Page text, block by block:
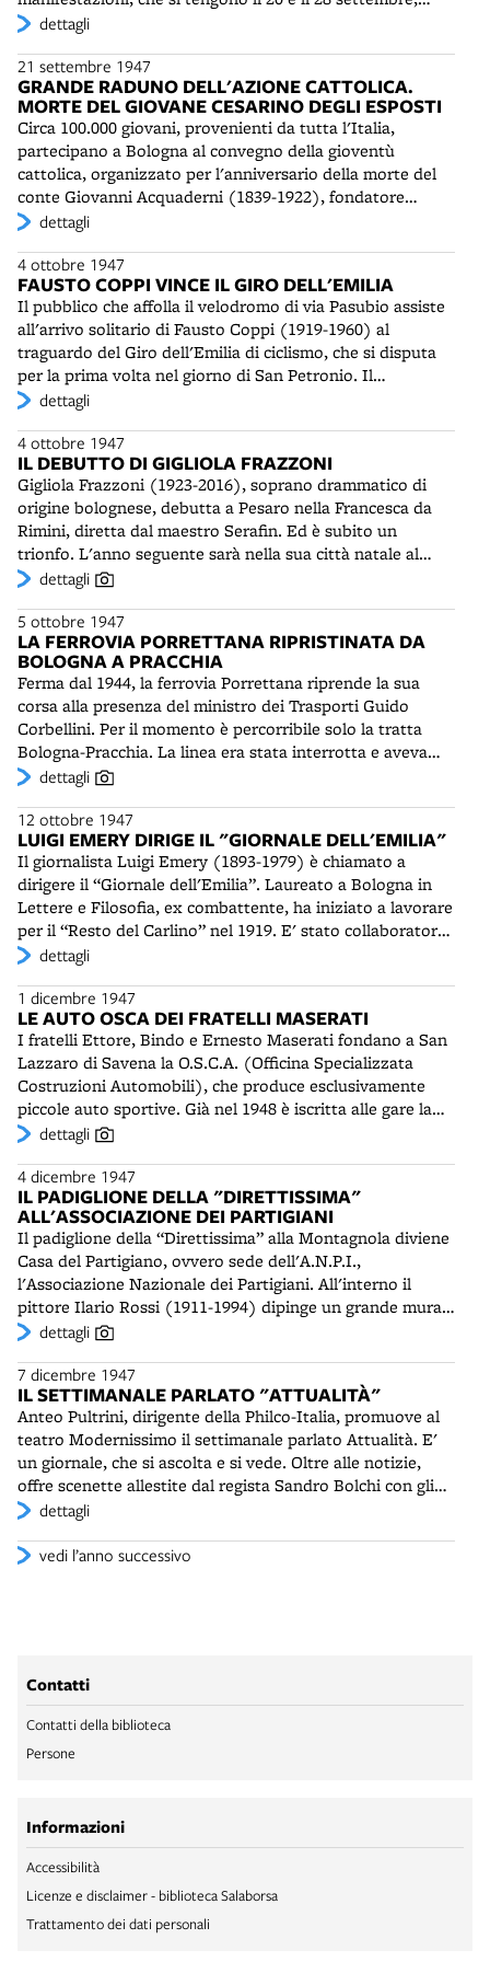
chiedono il ritorno a un governo di unità democratica,
lavoro e libertà al paese. Dopo un imponente raduno in
piazza Maggiore degli ex partigiani garibaldini, il 28
settembre Umberto Terracini (1895-1983), presidente
dell’Assemblea Costituente, tiene davanti a un vasto
uditorio il comizio di chiusura della Festa provinciale
dell’Unità.
dettagli
21 settembre 1947
GRANDE RADUNO DELL'AZIONE CATTOLICA.
MORTE DEL GIOVANE CESARINO DEGLI ESPOSTI
Circa 100.000 giovani, provenienti da tutta l'Italia,
partecipano a Bologna al convegno della gioventù
cattolica, organizzato per l'anniversario della morte del
conte Giovanni Acquaderni (1839-1922), fondatore
dell'Azione cattolica. Per il cardinale Nasalli Rocca, è
una messa solenne all'ippodromo, alla quale partecipano
i leader della Democrazia Cristiana locale - Raimondo
Manzini, Angelo Salizzoni, Giovanni Bersani tra gli altri -
il corteo si muove verso piazza Maggiore, dove prende la
parola padre Riccardo Lombardi e Carlo Carretto,
presidente nazionale della Gioventù cattolica. La sera
precedente il convegno, una bomba rudimentale, ma di
grande potenza, è esplosa nella canonica di Ceretolo,
vicino a Casalecchio, uccidendo Cesarino Degli Esposti,
aspirante tredicenne dell'Azione cattolica e ferendo il
parroco don Guerrino Ghelfi e un'altro ragazzo. Per
questo attentato saranno arrestati alcuni comunisti di
Ceretolo, tra i quali il presidente della Camera del Lavoro
di Casalecchio Angelo Piazzi e l'ex partigiano Celestino
Cassoli. Gli imputati saranno assolti per insufficienza di
prove dopo un lungo periodo di carcerazione preventiva.
dettagli
4 ottobre 1947
FAUSTO COPPI VINCE IL GIRO DELL'EMILIA
Il pubblico che affolla il velodromo di via Pasubio assiste
all'arrivo solitario di Fausto Coppi (1919-1960) al
traguardo del Giro dell'Emilia di ciclismo, che si disputa
per la prima volta nel giorno di San Petronio. Il
“Campionissimo” ha lanciato il suo attacco sull'Abetone,
Bologna con 10 minuti di vantaggio, salutato negli ultimi
chilometri da due ali di folla esultante. Vana la difesa del
suo grande rivale Gino Bartali (1914-2000), attardato in
montagna da una foratura. Già primo nel 1941, Coppi
vincerà nuovamente l'Emilia nel 1948, mentre Bartali
trionferà nelle edizioni 1952 e 1953.
dettagli
4 ottobre 1947
IL DEBUTTO DI GIGLIOLA FRAZZONI
Gigliola Frazzoni (1923-2016), soprano drammatico di
origine bolognese, debutta a Pesaro nella Francesca da
Rimini, diretta dal maestro Serafin. Ed è subito un
trionfo. L'anno seguente sarà nella sua città natale al
Teatro Duse per la Bohème, nel ruolo di Mimì. Dopo una
giovane sarà invitata per una tournée in Sudafrica,
assieme a Beniamino Gigli e Tito Gobbi, ottenendo
ovunque apprezzamenti. Il 1955 sarà l'anno chiave di una
carriera costellata di successi: canterà per la prima volta
Minnie nella Fanciulla del West di Puccini, che diventerà il
suo cavallo di battaglia, e sostituirà la Callas alla Scala
nell'Andrea Chénier, senza far rimpiangere per nulla la
grande collega.
dettagli
5 ottobre 1947
LA FERROVIA PORRETTANA RIPRISTINATA DA
BOLOGNA A PRACCHIA
Ferma dal 1944, la ferrovia Porrettana riprende la sua
corsa alla presenza del ministro dei Trasporti Guido
Corbellini. Per il momento è percorribile solo la tratta
Bologna-Pracchia. La linea era stata interrotta e aveva
subito pesanti distruzioni a causa della guerra: erano
tutte le case cantoniere e i binari. Tra il 24 e il 25 luglio
1944 i guastatori tedeschi avevano fatto saltare, con
potenti cariche esplosive, gli spettacolari viadotti a tre
ordini di arcate di Piteccio, Fabbrica e Fabbricaccia, sul
versante pistoiese. Alcune gallerie erano state fatte
crollare facendo scontrare due treni provenienti da
opposte direzioni. La riapertura completa della
Porrettana avverrà il 29 maggio 1949.
dettagli
12 ottobre 1947
LUIGI EMERY DIRIGE IL "GIORNALE DELL'EMILIA"
Il giornalista Luigi Emery (1893-1979) è chiamato a
dirigere il “Giornale dell'Emilia”. Laureato a Bologna in
Lettere e Filosofia, ex combattente, ha iniziato a lavorare
per il “Resto del Carlino” nel 1919. E' stato collaboratore
di Piero Gobetti e Gaetano Salvemini, scrivendo per "La
Corriere della Sera" dopo la correzione non autorizzata
di un suo pezzo su Giovanni Amendola. Nel 1927 è stato
radiato dall'Ordine dei Giornalisti per non essersi iscritto
al Partito Fascista. Fino alla guerra mondiale è rimasto in
Germania, dove ha lavorato come corrispondente e
traduttore. Ritorna a Bologna "dopo lunghi e amari anni
di lontananza", con l'ambizione di contribuire, assieme al
giornale, alla ricostruzione del paese. Appoggerà
decisamente i partiti democratici nella campagna
elettorale dell'aprile 1948. Il 4 dicembre 1949 sarà
sostituito da Giuseppe Longo, apprezzato
corrispondente da Roma con lo pseudonimo di Paolo
Tarso.
dettagli
1 dicembre 1947
LE AUTO OSCA DEI FRATELLI MASERATI
I fratelli Ettore, Bindo e Ernesto Maserati fondano a San
Lazzaro di Savena la O.S.C.A. (Officina Specializzata
Costruzioni Automobili), che produce esclusivamente
piccole auto sportive. Già nel 1948 è iscritta alle gare la
MT4 una 1100 a quattro cilindri, che ottiene un discreto
soprattutto sui circuiti stradali. I loro telai sono
carrozzati con sottili pannelli di alluminio, come quelli di
grande pregio prodotti da Zagato, tanto delicati, che
basta appoggiarsi per ammaccarli. Nel 1950 alcuni motori
Osca saranno convertiti per la Formula 2. I successi
saranno numerosi in tutte le cilindrate. Il più prestigioso
sarà quello dell'inglese Stirling Moss nella 12 Ore di
Sebring del 1953. L'azienda sarà ceduta nel 1964 alla MV
Agusta e chiuderà definitivamente nel 1967.
dettagli
4 dicembre 1947
IL PADIGLIONE DELLA "DIRETTISSIMA"
ALL'ASSOCIAZIONE DEI PARTIGIANI
Il padiglione della “Direttissima” alla Montagnola diviene
Casa del Partigiano, ovvero sede dell'A.N.P.I.,
l'Associazione Nazionale dei Partigiani. All'interno il
pittore Ilario Rossi (1911-1994) dipinge un grande murale
ispirato all'eccidio di Marzabotto. Al lato delle vetrate
Valla (1911-1991) e Giuseppe Mazzoli (1907-1970)
dedicati all'epopea della Resistenza. E' previsto anche un
affresco di Farpi Vignoli (1907-1997) rievocativo della
battaglia di porta Lame, che però non sarà realizzato. Dal
1950 l'accesso del Padiglione della Direttissima sarà
presidiato dalle statue di due giovani partigiani, fuse da
Luciano Minguzzi (1911-2004) con il bronzo del
monumento equestre a Mussolini collocato
nell'anteguerra sotto la Torre di Maratona al Littoriale.
dettagli
7 dicembre 1947
IL SETTIMANALE PARLATO "ATTUALITÀ"
Anteo Pultrini, dirigente della Philco-Italia, promuove al
teatro Modernissimo il settimanale parlato Attualità. E'
un giornale, che si ascolta e si vede. Oltre alle notizie,
offre scenette allestite dal regista Sandro Bolchi con gli
attori della compagnia di prosa di Radio Bologna. Si
notiziario-spettacolo si tiene alla domenica mattina e
dettagli
vedi l’anno successivo
Contatti
Contatti della biblioteca
Persone
Informazioni
Accessibilità
Licenze e disclaimer - biblioteca Salaborsa
Trattamento dei dati personali